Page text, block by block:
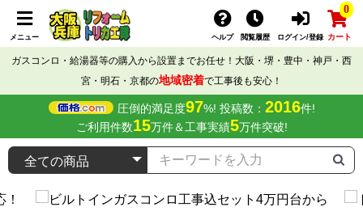
メニュー ヘルプ 閲覧履歴 ログイン/登録
0
カート
ガスコンロ・給湯器等の購入から設置までお任せ！大阪・堺・豊中・神戸・西
宮・明石・京都の地域密着で工事後も安心！
圧倒的満足度97%! 投稿数： 2016件!
ご利用件数15万件＆工事実績5万件突破!